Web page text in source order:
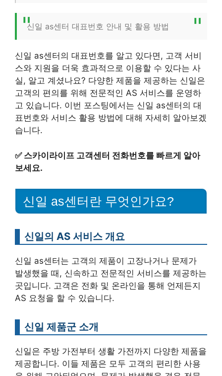
신일 as센터 대표번호 안내 및 활용 방법
신일 as센터의 대표번호를 알고 있다면, 고객 서비
스와 지원을 더욱 효과적으로 이용할 수 있다는 사
실, 알고 계셨나요? 다양한 제품을 제공하는 신일은
고객의 편의를 위해 전문적인 AS 서비스를 운영하
고 있습니다. 이번 포스팅에서는 신일 as센터의 대
표번호와 서비스 활용 방법에 대해 자세히 알아보겠
습니다.
✅ 스카이라이프 고객센터 전화번호를 빠르게 알아
보세요.
신일 as센터란 무엇인가요?
신일의 AS 서비스 개요
신일 as센터는 고객의 제품이 고장나거나 문제가
발생했을 때, 신속하고 전문적인 서비스를 제공하는
곳입니다. 고객은 전화 및 온라인을 통해 언제든지
AS 요청을 할 수 있습니다.
신일 제품군 소개
신일은 주방 가전부터 생활 가전까지 다양한 제품을
제공합니다. 이들 제품은 모두 고객의 편리한 사용